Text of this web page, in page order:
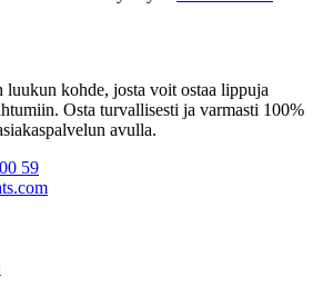
luukun kohde, josta voit ostaa lippuja
Osta turvallisesti ja varmasti 100%
avulla.
59